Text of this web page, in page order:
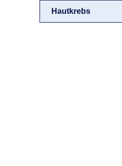
Hautkrebs